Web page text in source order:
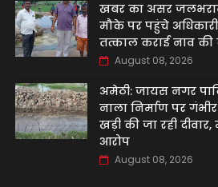
खबर का असर
मौके पर पहुंचे
तत्काल कराई नाव की
August 08, 2026
अमेठी: जायस नगर
नाला निर्माण पर
खड़ी की जा रही
आरोप
August 08, 2026